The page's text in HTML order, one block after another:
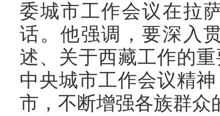
委城市工作会议在拉
话。他强调，要深入
述、关于西藏工作的
中央城市工作会议精
市，不断增强各族群众